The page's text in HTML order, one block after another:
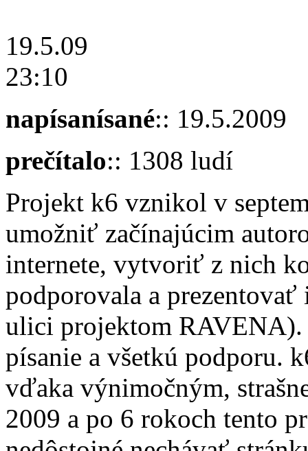
19.5.09
23:10
napísanísané:: 19.5.2009
prečítalo:: 1308 ludí
Projekt k6 vznikol v
umožniť začínajúcim
internete, vytvoriť z nich
podporovala a
ulici projektom RAVENA).
písanie a všetkú podporu.
vďaka výnimočným,
2009 a po 6 rokoch tento